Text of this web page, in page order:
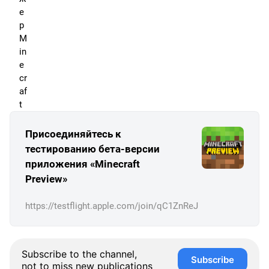
е
р
M
in
e
cr
af
t
Присоединяйтесь к
тестированию бета-версии
приложения «Minecraft
Preview»
https://testflight.apple.com/join/qC1ZnReJ
Subscribe to the channel,
not to miss new publications
Subscribe